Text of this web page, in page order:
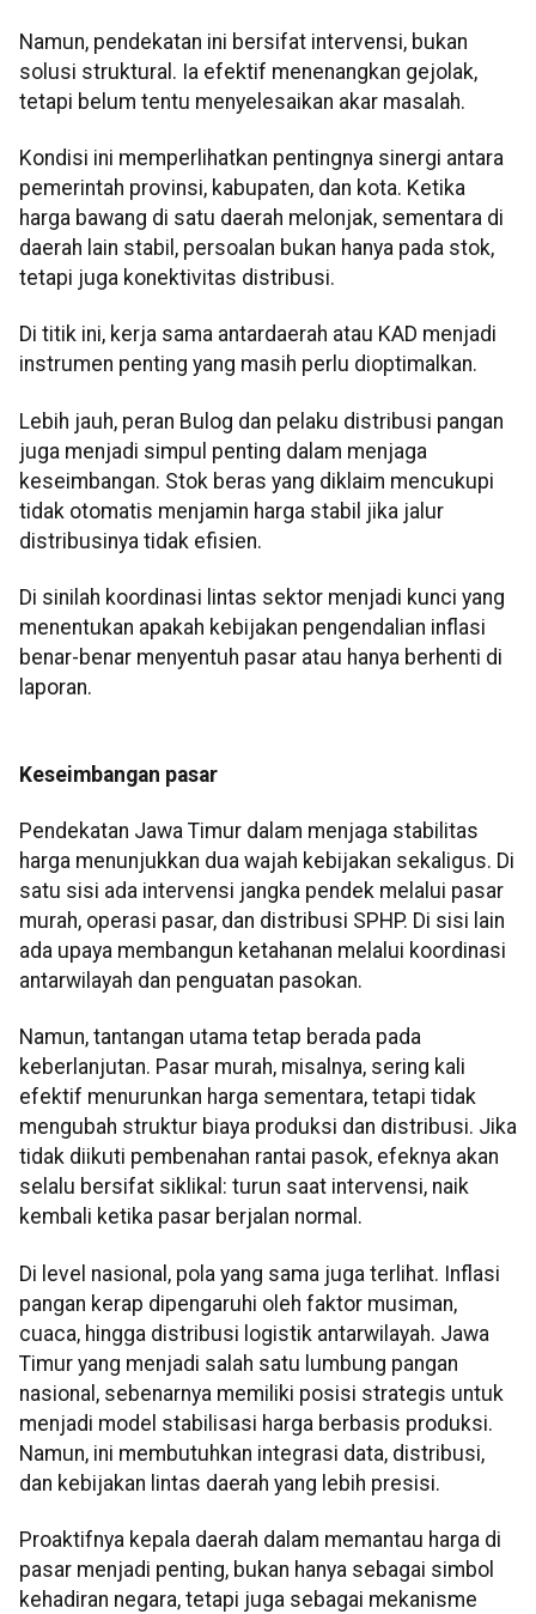
Namun, pendekatan ini bersifat intervensi, bukan
solusi struktural. Ia efektif menenangkan gejolak,
tetapi belum tentu menyelesaikan akar masalah.
Kondisi ini memperlihatkan pentingnya sinergi antara
pemerintah provinsi, kabupaten, dan kota. Ketika
harga bawang di satu daerah melonjak, sementara di
daerah lain stabil, persoalan bukan hanya pada stok,
tetapi juga konektivitas distribusi.
Di titik ini, kerja sama antardaerah atau KAD menjadi
instrumen penting yang masih perlu dioptimalkan.
Lebih jauh, peran Bulog dan pelaku distribusi pangan
juga menjadi simpul penting dalam menjaga
keseimbangan. Stok beras yang diklaim mencukupi
tidak otomatis menjamin harga stabil jika jalur
distribusinya tidak efisien.
Di sinilah koordinasi lintas sektor menjadi kunci yang
menentukan apakah kebijakan pengendalian inflasi
benar-benar menyentuh pasar atau hanya berhenti di
laporan.
Keseimbangan pasar
Pendekatan Jawa Timur dalam menjaga stabilitas
harga menunjukkan dua wajah kebijakan sekaligus. Di
satu sisi ada intervensi jangka pendek melalui pasar
murah, operasi pasar, dan distribusi SPHP. Di sisi lain
ada upaya membangun ketahanan melalui koordinasi
antarwilayah dan penguatan pasokan.
Namun, tantangan utama tetap berada pada
keberlanjutan. Pasar murah, misalnya, sering kali
efektif menurunkan harga sementara, tetapi tidak
mengubah struktur biaya produksi dan distribusi. Jika
tidak diikuti pembenahan rantai pasok, efeknya akan
selalu bersifat siklikal: turun saat intervensi, naik
kembali ketika pasar berjalan normal.
Di level nasional, pola yang sama juga terlihat. Inflasi
pangan kerap dipengaruhi oleh faktor musiman,
cuaca, hingga distribusi logistik antarwilayah. Jawa
Timur yang menjadi salah satu lumbung pangan
nasional, sebenarnya memiliki posisi strategis untuk
menjadi model stabilisasi harga berbasis produksi.
Namun, ini membutuhkan integrasi data, distribusi,
dan kebijakan lintas daerah yang lebih presisi.
Proaktifnya kepala daerah dalam memantau harga di
pasar menjadi penting, bukan hanya sebagai simbol
kehadiran negara, tetapi juga sebagai mekanisme